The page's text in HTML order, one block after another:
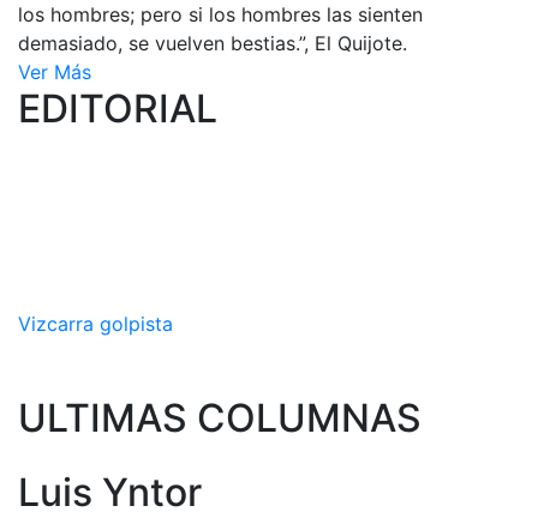
los hombres; pero si los hombres las sienten
demasiado, se vuelven bestias.”, El Quijote.
Ver Más
EDITORIAL
Vizcarra golpista
ULTIMAS COLUMNAS
Luis Yntor